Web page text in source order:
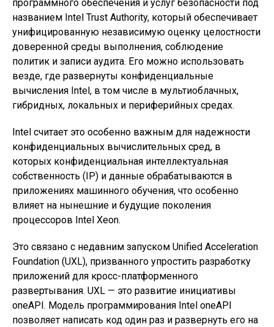
программного обеспечения и услуг безопасности под
названием Intel Trust Authority, который обеспечивает
унифицированную независимую оценку целостности
доверенной среды выполнения, соблюдение
политик и записи аудита. Его можно использовать
везде, где развернуты конфиденциальные
вычисления Intel, в том числе в мультиоблачных,
гибридных, локальных и периферийных средах.
Intel считает это особенно важным для надежности
конфиденциальных вычислительных сред, в
которых конфиденциальная интеллектуальная
собственность (IP) и данные обрабатываются в
приложениях машинного обучения, что особенно
влияет на нынешние и будущие поколения
процессоров Intel Xeon.
Это связано с недавним запуском Unified Acceleration
Foundation (UXL), призванного упростить разработку
приложений для кросс-платформенного
развертывания. UXL — это развитие инициативы
oneAPI. Модель программирования Intel oneAPI
позволяет написать код один раз и развернуть его на